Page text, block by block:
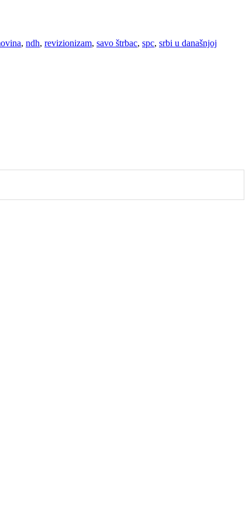
, ndh, revizionizam, savo štrbac, spc, srbi u današnjoj